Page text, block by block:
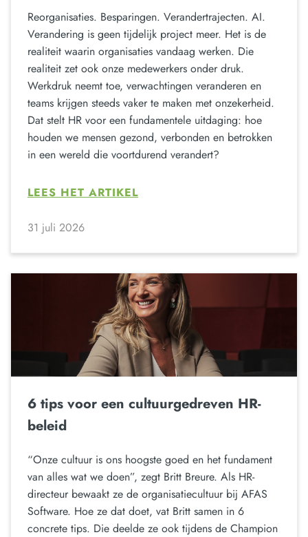
Reorganisaties. Besparingen. Verandertrajecten. AI.
Verandering is geen tijdelijk project meer. Het is de
realiteit waarin organisaties vandaag werken. Die
realiteit zet ook onze medewerkers onder druk.
Werkdruk neemt toe, verwachtingen veranderen en
teams krijgen steeds vaker te maken met onzekerheid.
Dat stelt HR voor een fundamentele uitdaging: hoe
houden we mensen gezond, verbonden en betrokken
in een wereld die voortdurend verandert?
LEES HET ARTIKEL
31 juli 2026
6 tips voor een cultuurgedreven HR-
beleid
“Onze cultuur is ons hoogste goed en het fundament
van alles wat we doen”, zegt Britt Breure. Als HR-
directeur bewaakt ze de organisatiecultuur bij AFAS
Software. Hoe ze dat doet, vat Britt samen in 6
concrete tips. Die deelde ze ook tijdens de Champion